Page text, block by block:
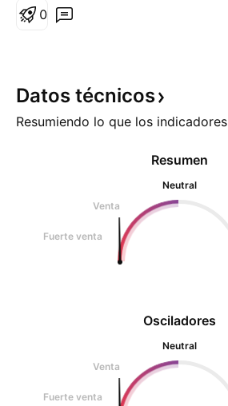
CRYPTOCAP:BTC para que llegue
el LSE:CHF tenemos
0
Datos técnicos
Resumiendo lo que los indicadores
Osciladores
Neutral
Venta
Fuerte venta
Resumen
Neutral
Venta
Fuerte venta